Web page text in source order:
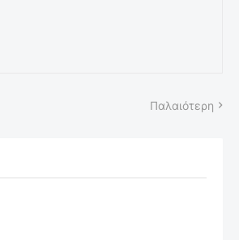
Παλαιότερη